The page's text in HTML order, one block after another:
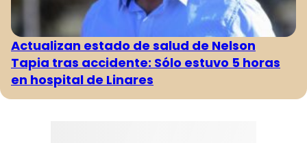
Actualizan estado de salud de Nelson
Tapia tras accidente: Sólo estuvo 5 horas
en hospital de Linares